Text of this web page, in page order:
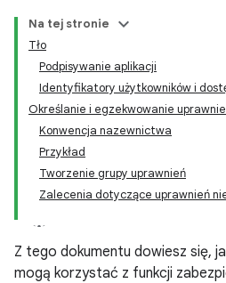
Na tej stronie
Tło
Podpisywanie aplikacji
Identyfikatory użytkowników i
Określanie i egzekwowanie
Konwencja nazewnictwa
Przykład
Tworzenie grupy uprawnień
Zalecenia dotyczące uprawnień
Z tego dokumentu dowiesz się,
mogą korzystać z funkcji